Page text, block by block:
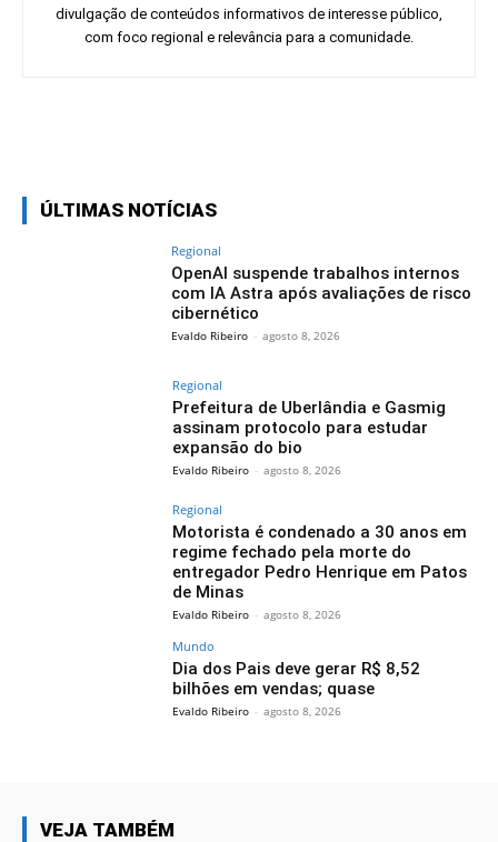
divulgação de conteúdos informativos de interesse público,
com foco regional e relevância para a comunidade.
ÚLTIMAS NOTÍCIAS
Regional
OpenAI suspende trabalhos internos
com IA Astra após avaliações de risco
cibernético
Evaldo Ribeiro - agosto 8, 2026
Regional
Prefeitura de Uberlândia e Gasmig
assinam protocolo para estudar
expansão do bio
Evaldo Ribeiro - agosto 8, 2026
Regional
Motorista é condenado a 30 anos em
regime fechado pela morte do
entregador Pedro Henrique em Patos
de Minas
Evaldo Ribeiro - agosto 8, 2026
Mundo
Dia dos Pais deve gerar R$ 8,52
bilhões em vendas; quase
Evaldo Ribeiro - agosto 8, 2026
VEJA TAMBÉM